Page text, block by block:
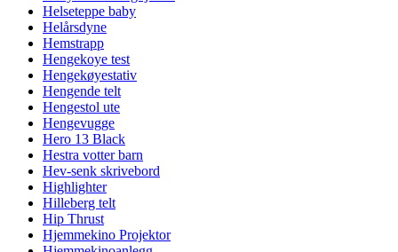
Helseteppe baby
Helårsdyne
Hemstrapp
Hengekoye test
Hengekøyestativ
Hengende telt
Hengestol ute
Hengevugge
Hero 13 Black
Hestra votter barn
Hev-senk skrivebord
Highlighter
Hilleberg telt
Hip Thrust
Hjemmekino Projektor